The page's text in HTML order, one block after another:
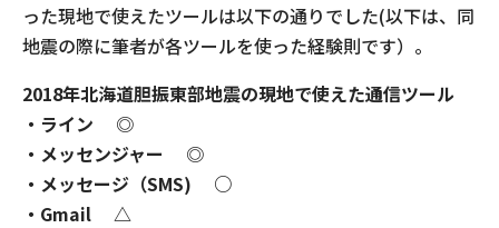
った現地で使えたツールは以下の通りでした(以下は、同
地震の際に筆者が各ツールを使った経験則です）。
2018年北海道胆振東部地震の現地で使えた通信ツール
・ライン ◎
・メッセンジャー ◎
・メッセージ（SMS) ○
・Gmail △